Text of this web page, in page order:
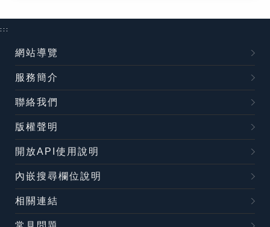
:::
網站導覽
服務簡介
聯絡我們
版權聲明
開放API使用說明
內嵌搜尋欄位說明
相關連結